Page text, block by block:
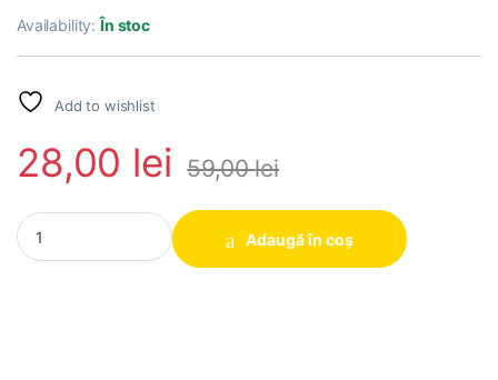
Availability:În stoc
Add to wishlist
28,00 lei 59,00lei
Buton/Switch mouse HUANO 20 milioane click original mouse
Adaugă în coș